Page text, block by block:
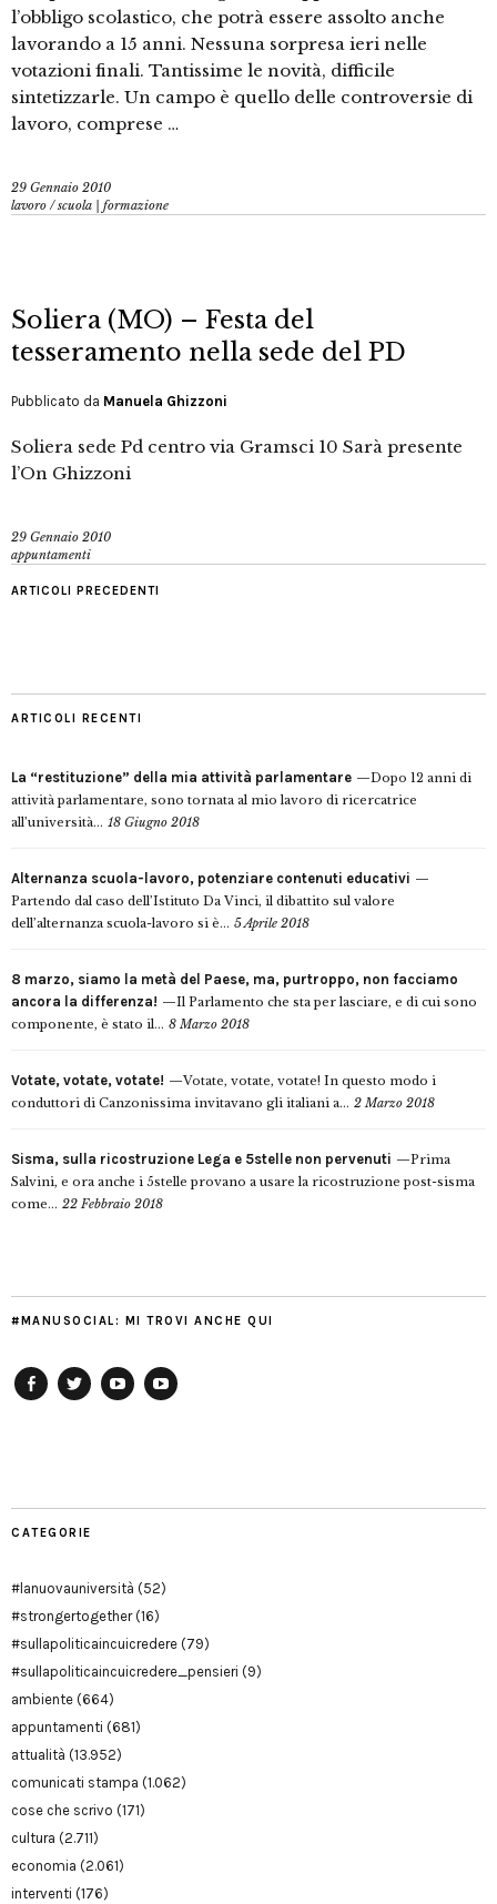
l’obbligo scolastico, che potrà essere assolto anche
lavorando a 15 anni. Nessuna sorpresa ieri nelle
votazioni finali. Tantissime le novità, difficile
sintetizzarle. Un campo è quello delle controversie di
lavoro, comprese …
29 Gennaio 2010
lavoro /scuola | formazione
Soliera (MO) – Festa del
tesseramento nella sede del PD
Pubblicato da Manuela Ghizzoni
Soliera sede Pd centro via Gramsci 10 Sarà presente
l’On Ghizzoni
29 Gennaio 2010
appuntamenti
ARTICOLI PRECEDENTI
ARTICOLI RECENTI
La “restituzione” della mia attività parlamentare
Dopo 12 anni di
attività parlamentare, sono tornata al mio lavoro di ricercatrice
all’università... 18 Giugno 2018
Alternanza scuola-lavoro, potenziare contenuti educativi
Partendo dal caso dell’Istituto Da Vinci, il dibattito sul valore
dell’alternanza scuola-lavoro si è... 5 Aprile 2018
8 marzo, siamo la metà del Paese, ma, purtroppo, non facciamo
ancora la differenza!
Il Parlamento che sta per lasciare, e di cui sono
componente, è stato il... 8 Marzo 2018
Votate, votate, votate!
Votate, votate, votate! In questo modo i
conduttori di Canzonissima invitavano gli italiani a... 2 Marzo 2018
Sisma, sulla ricostruzione Lega e 5stelle non pervenuti
Prima
Salvini, e ora anche i 5stelle provano a usare la ricostruzione post-sisma
come... 22 Febbraio 2018
#MANUSOCIAL: MI TROVI ANCHE QUI
CATEGORIE
#lanuovauniversità (52)
#strongertogether(16)
#sullapoliticaincuicredere (79)
#sullapoliticaincuicredere_pensieri (9)
ambiente (664)
appuntamenti (681)
attualità (13.952)
comunicati stampa (1.062)
cose che scrivo (171)
cultura (2.711)
economia (2.061)
interventi (176)